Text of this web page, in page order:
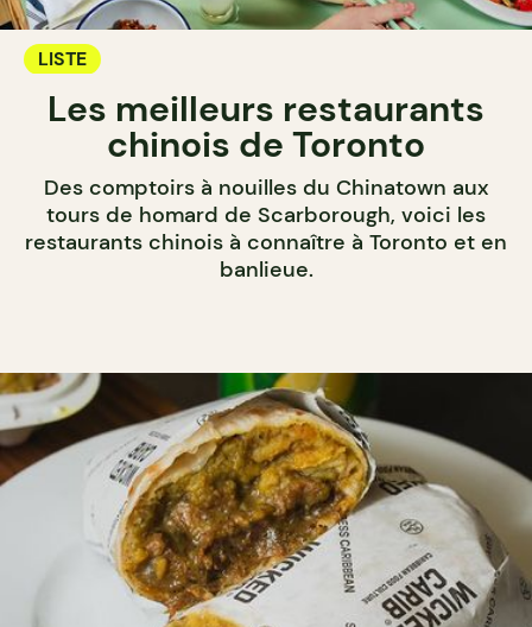
LISTE
Les meilleurs restaurants
chinois de Toronto
Des comptoirs à nouilles du Chinatown aux
tours de homard de Scarborough, voici les
restaurants chinois à connaître à Toronto et en
banlieue.